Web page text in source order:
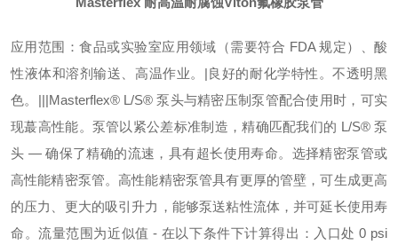
应用范围：食品或实验室应用领域（需要符合 FDA 规定）、酸
性液体和溶剂输送、高温作业。|良好的耐化学特性。不透明黑
色。|||Masterflex® L/S® 泵头与精密压制泵管配合使用时，可实
现蕞高性能。泵管以紧公差标准制造，精确匹配我们的 L/S® 泵
头 — 确保了精确的流速，具有超长使用寿命。选择精密泵管或
高性能精密泵管。高性能精密泵管具有更厚的管壁，可生成更高
的压力、更大的吸引升力，能够泵送粘性流体，并可延长使用寿
命。流量范围为近似值 - 在以下条件下计算得出：入口处 0 psi